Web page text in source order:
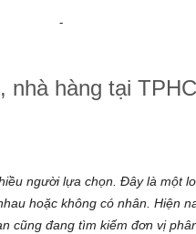
-
nhà hàng tại
người lựa chọn. Đây là một
hoặc không có nhân. Hiện
cũng đang tìm kiếm đơn vị